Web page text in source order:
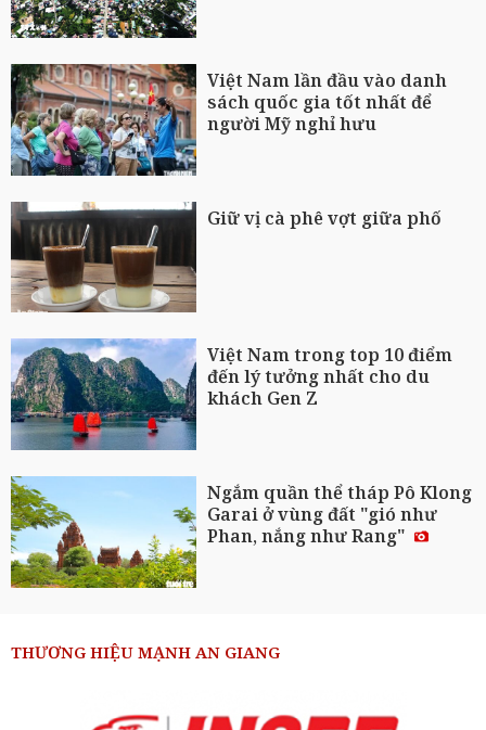
Việt Nam lần đầu vào danh
sách quốc gia tốt nhất để
người Mỹ nghỉ hưu
Giữ vị cà phê vợt giữa phố
Việt Nam trong top 10 điểm
đến lý tưởng nhất cho du
khách Gen Z
Ngắm quần thể tháp Pô Klong
Garai ở vùng đất "gió như
Phan, nắng như Rang"
THƯƠNG HIỆU MẠNH AN GIANG